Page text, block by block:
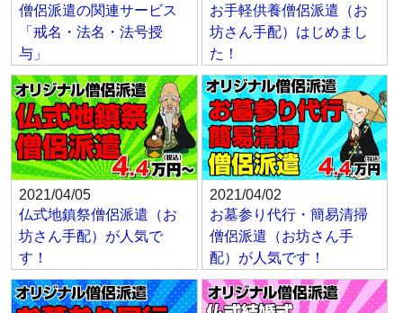
僧侶派遣の関連サービス
「戒名・法名・法号授
与」
お手軽供養僧侶派遣（お
坊さん手配）はじめまし
た！
2021/04/05
仏式地鎮祭僧侶派遣（お
坊さん手配）が人気で
す！
2021/04/02
お墓参り代行・簡易清掃
僧侶派遣（お坊さん手
配）が人気です！